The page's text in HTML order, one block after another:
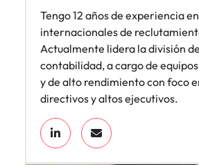
Tengo 12 años de experiencia
internacionales de
Actualmente lidera la división
contabilidad, a cargo de
y de alto rendimiento con foco
directivos y altos ejecutivos.